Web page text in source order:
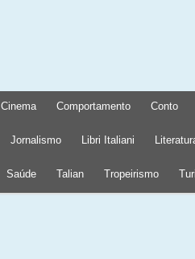
Cinema Comportamento Conto
Jornalismo Libri Italiani
Saúde Talian Tropeirismo